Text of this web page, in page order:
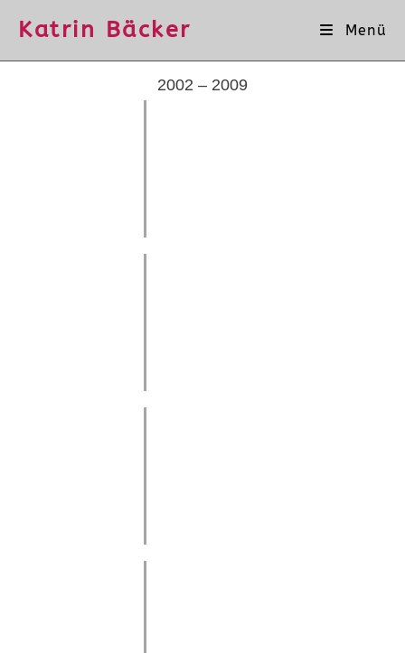
Katrin Bäcker Menü
2002 – 2009